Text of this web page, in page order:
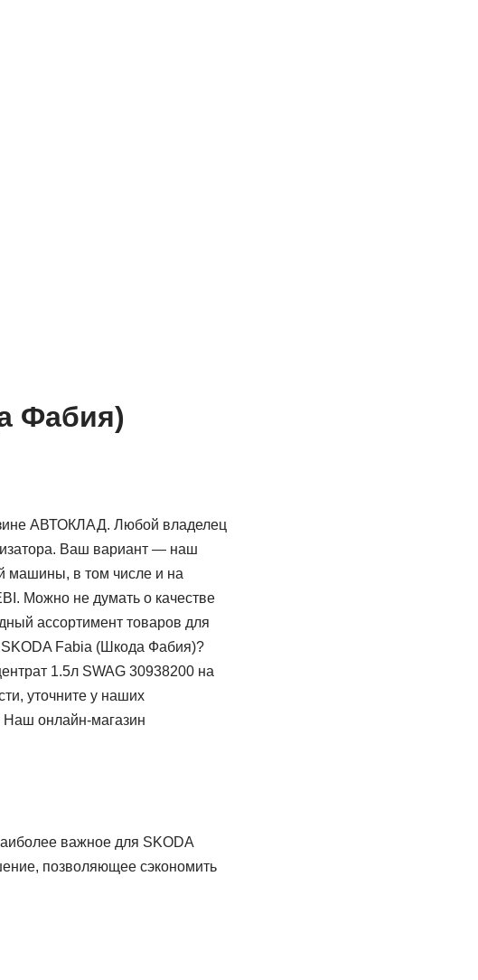
Фабия)
АВТОКЛАД. Любой владелец
Ваш вариант — наш
машины, в том числе и на
Можно не думать о качестве
ассортимент товаров для
Fabia (Шкода Фабия)?
1.5л SWAG 30938200 на
уточните у наших
Наш онлайн-магазин
важное для SKODA
позволяющее сэкономить